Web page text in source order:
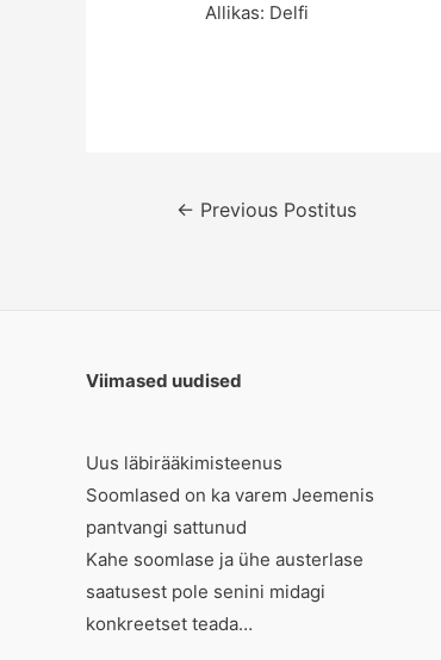
Allikas: Delfi
Navigeerimine
← Previous Postitus
Viimased uudised
Uus läbirääkimisteenus
Soomlased on ka varem Jeemenis
pantvangi sattunud
Kahe soomlase ja ühe austerlase
saatusest pole senini midagi
konkreetset teada…